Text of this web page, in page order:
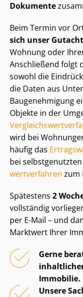
Dokumente
Beim Termin vor
sich unser
Wohnung oder
Anschließend folgt
sowohl die
die Daten aus
Baugenehmigung
Objekte in der
wird bei
häufig das
bei
wert­ver­fah­ren zum
Spätestens 2
vollständig
per E-Mail – und
Marktwert Ihrer
Gerne
Immobilie.
Unsere